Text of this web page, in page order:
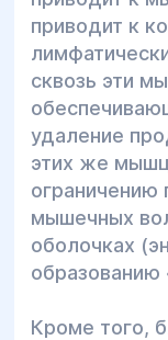
приводит к
сквозь эти
удаление
этих же
ограничению
мышечных
оболочках
образованию
Кроме того,